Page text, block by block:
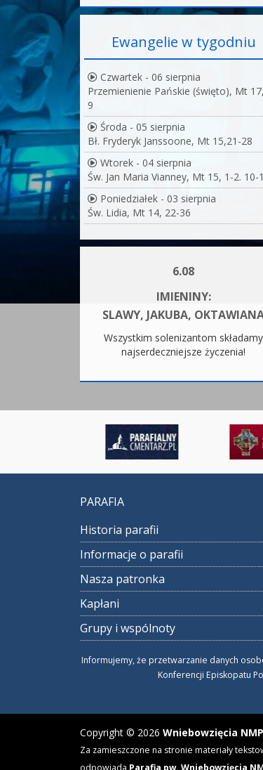
Ewangelie w tygodniu
Czwartek - 06 sierpnia
Przemienienie Pańskie (święto), Mt
9
Środa - 05 sierpnia
Bł. Fryderyk Janssoone, Mt 15,21-28
Wtorek - 04 sierpnia
Św. Jan Maria Vianney, Mt 15, 1-2. 10-
Poniedziałek - 03 sierpnia
Św. Lidia, Mt 14, 22-36
6.08
IMIENINY:
SLAWY, JAKUBA,
Wszystkim solenizantom składamy
najserdeczniejsze życzenia!
PARAFIA
Historia parafii
Informacje o parafii
Nasza patronka
Kapłani
Grupy i wspólnoty
Informujemy, że przetwarzanie danych
Konferencji Episkopatu
Copyright © 2026 Wniebowzięcia NMP
Za zamieszczone na stronie materiały
odpowiada Parafia pw. Wniebowzięcia